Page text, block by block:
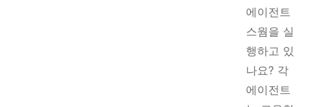
에이전트
스웜을 실
행하고 있
나요? 각
에이전트